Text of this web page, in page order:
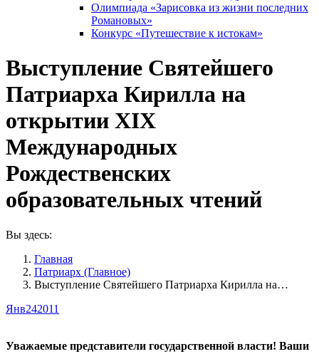
Олимпиада «Зарисовка из жизни последних
Романовых»
Конкурс «Путешествие к истокам»
Выступление Святейшего
Патриарха Кирилла на
открытии XIX
Международных
Рождественских
образовательных чтений
Вы здесь:
Главная
Патриарх (Главное)
Выступление Святейшего Патриарха Кирилла на…
Янв242011
Уважаемые представители государственной власти! Ваши